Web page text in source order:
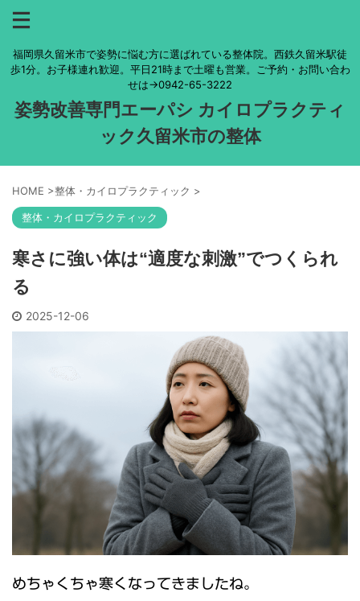
福岡県久留米市で姿勢に悩む方に選ばれている整体院。西鉄久留米駅徒
歩1分。お子様連れ歓迎。平日21時まで土曜も営業。ご予約・お問い合わ
せは→0942-65-3222
姿勢改善専門エーパシ カイロプラクティ
ック久留米市の整体
HOME >整体・カイロプラクティック >
整体・カイロプラクティック
寒さに強い体は“適度な刺激”でつくられ
る
2025-12-06
めちゃくちゃ寒くなってきましたね。